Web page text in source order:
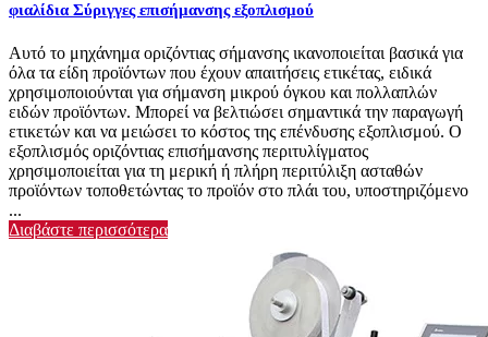
φιαλίδια Σύριγγες επισήμανσης εξοπλισμού
Αυτό το μηχάνημα οριζόντιας σήμανσης ικανοποιείται βασικά για
όλα τα είδη προϊόντων που έχουν απαιτήσεις ετικέτας, ειδικά
χρησιμοποιούνται για σήμανση μικρού όγκου και πολλαπλών
ειδών προϊόντων. Μπορεί να βελτιώσει σημαντικά την παραγωγή
ετικετών και να μειώσει το κόστος της επένδυσης εξοπλισμού. Ο
εξοπλισμός οριζόντιας επισήμανσης περιτυλίγματος
χρησιμοποιείται για τη μερική ή πλήρη περιτύλιξη ασταθών
προϊόντων τοποθετώντας το προϊόν στο πλάι του, υποστηριζόμενο
...
Διαβάστε περισσότερα